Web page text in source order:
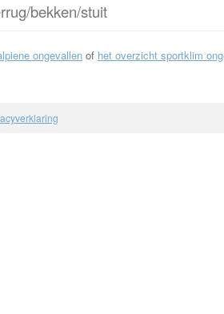
bekken/stuit
ongevallen of het overzicht sportklim